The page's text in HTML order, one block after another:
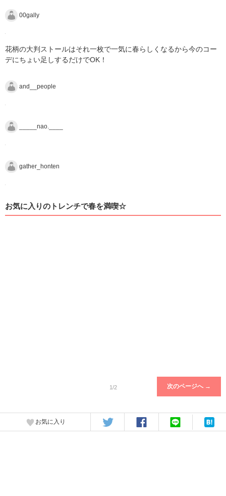
00gally
花柄の大判ストールはそれ一枚で一気に春らしくなるから今のコー
デにちょい足しするだけでOK！
and__people
_____nao.____
gather_honten
お気に入りのトレンチで春を満喫☆
1/2 次のページへ →
お気に入り